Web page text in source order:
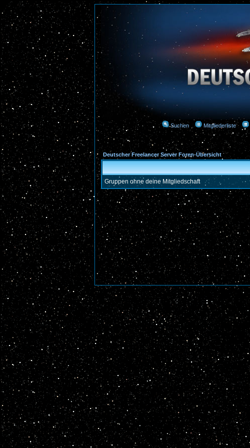
Suchen Mitgliederliste
Deutscher Freelancer Server Foren-Übersicht
Gruppen ohne deine Mitgliedschaft